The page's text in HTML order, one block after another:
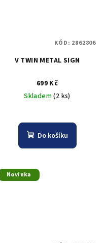
V TWIN METAL SIGN
699 Kč
Skladem(2 ks)
Do košíku
KÓD: 2862806
Novinka